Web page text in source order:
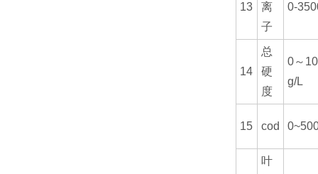
13
离
子
0-
14
总
硬
度
0～
g/L
15 cod
叶